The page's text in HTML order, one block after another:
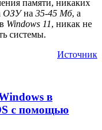
памяти, никаких
ОЗУна 35-45 Мб, а
Windows 11, никак не
системы.
Источник
в
с помощью